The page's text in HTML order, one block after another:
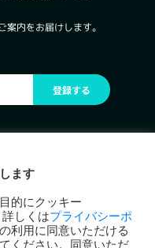
シー
内をお届けします。
登録する
ます
的にクッキー
しくはプライバシーポ
利用に同意いただける
ください。同意いただ